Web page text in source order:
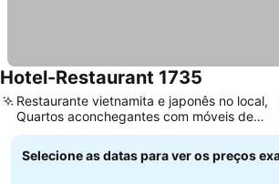
Hotel-Restaurant 1735
Restaurante vietnamita e japonês no local,
Quartos aconchegantes com móveis de
madeira
Selecione as datas para ver os preços